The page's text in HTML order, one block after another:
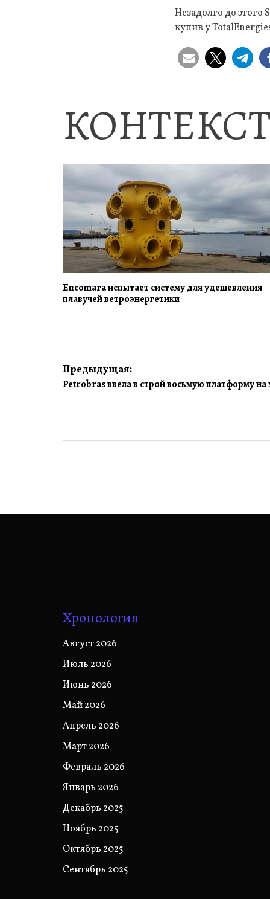
Незадолго до этого
купив у
Encomara испытает систему для удешевления
плавучей ветроэнергетики
Навигация
Предыдущая:
Petrobras ввела в строй восьмую платформу
Хронология
Август 2026
Июль 2026
Июнь 2026
Май 2026
Апрель 2026
Март 2026
Февраль 2026
Январь 2026
Декабрь 2025
Ноябрь 2025
Октябрь 2025
Сентябрь 2025